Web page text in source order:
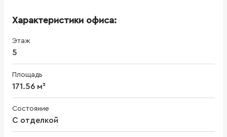
Характеристики офиса:
Этаж
5
Площадь
171.56 м²
Состояние
С отделкой